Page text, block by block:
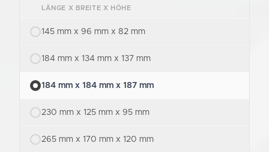
LÄNGE X BREITE X HÖHE
145 mm x 96 mm x 82 mm
184 mm x 134 mm x 137 mm
184 mm x 184 mm x 187 mm
230 mm x 125 mm x 95 mm
265 mm x 170 mm x 120 mm